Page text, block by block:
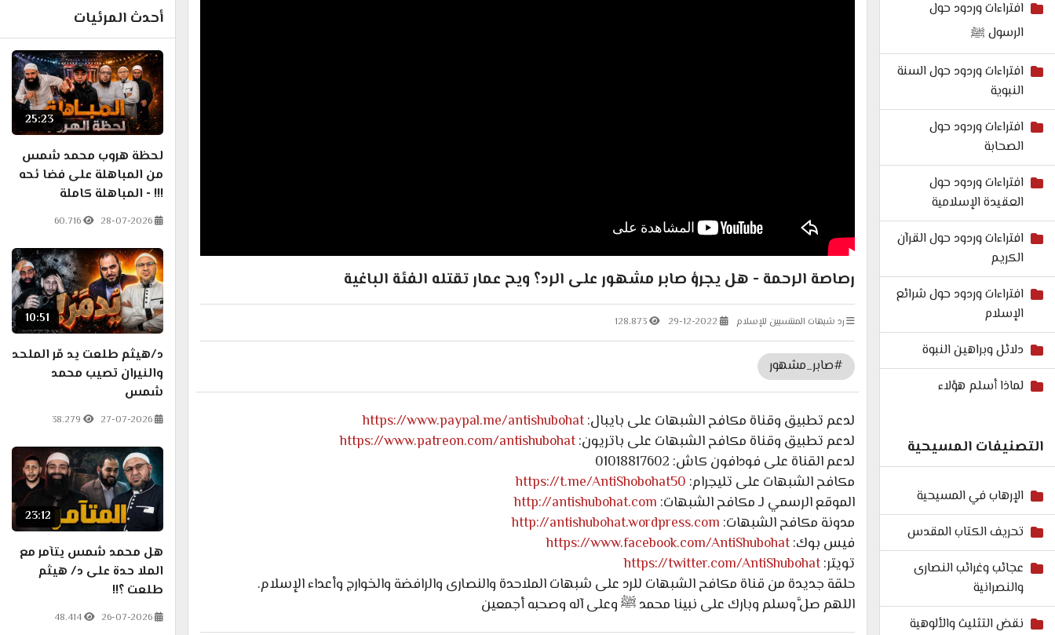
افتراءات وردود حول
الرسول ﷺ
افتراءات وردود حول السنة
النبوية
افتراءات وردود حول
الصحابة
افتراءات وردود حول
العقيدة الإسلامية
افتراءات وردود حول القرآن
الكريم
افتراءات وردود حول شرائع
الإسلام
دلائل وبراهين النبوة
لماذا أسلم هؤلاء
التصنيفات المسيحية
الإرهاب في المسيحية
تحريف الكتاب المقدس
عجائب وغرائب النصارى
والنصرانية
نقض التثليث والألوهية
رصاصة الرحمة - هل يجرؤ صابر مشهور على الرد؟ ويح عمار تقتله الفئة الباغية
رد شبهات المنتسبين للإسلام 29-12-2022
128.873
#صابر_مشهور
لدعم تطبيق وقناة مكافح الشبهات على بايبال:https://www.paypal.me/antishubohat
لدعم تطبيق وقناة مكافح الشبهات على باتريون:https://www.patreon.com/antishubohat
لدعم القناة على فودافون كاش: 01018817602
مكافح الشبهات على تليجرام: https://t.me/AntiShobohat50
الموقع الرسمي لـ مكافح الشبهات: http://antishubohat.com
مدونة مكافح الشبهات: http://antishubohat.wordpress.com
فيس بوك:https://www.facebook.com/AntiShubohat
تويتر:https://twitter.com/AntiShubohat
حلقة جديدة من قناة مكافح الشبهات للرد على شبهات الملاحدة والنصارى والرافضة والخوارج وأعداء الإسلام.
اللهم صلَّ وسلم وبارك على نبينا محمد ﷺ وعلى آله وصحبه أجمعين
أحدث المرئيات
25:23
لحظة هروب محمد شمس
من المباهلة على فضا ئحه
!!! - المباهلة كاملة
28-07-2026
60.716
10:51
د/هيثم طلعت يد مّر الملحد
والنيران تصيب محمد
شمس
27-07-2026
38.279
23:12
هل محمد شمس يتآمر مع
الملا حدة على د/ هيثم
طلعت ؟!!
26-07-2026
48.414